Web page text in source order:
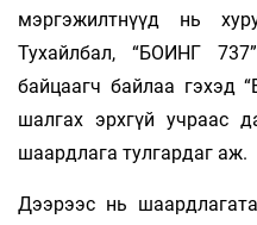
мэргэжилтнүүд нь
Тухайлбал, “БОИНГ
байцаагч байлаа гэхэд
шалгах эрхгүй учраас
шаардлага тулгардаг аж.
Дээрээс нь